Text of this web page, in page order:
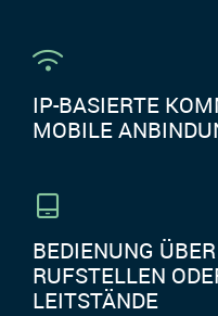
IP-BASIERTE
MOBILE
BEDIENUNG
RUFSTELLEN
LEITSTÄNDE